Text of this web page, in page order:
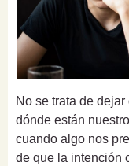
No se trata de
dónde están
cuando algo nos
de que la intención